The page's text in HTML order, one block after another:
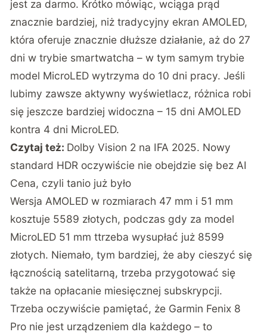
jest za darmo. Krótko mówiąc, wciąga prąd
znacznie bardziej, niż tradycyjny ekran AMOLED,
która oferuje znacznie dłuższe działanie, aż do 27
dni w trybie smartwatcha – w tym samym trybie
model MicroLED wytrzyma do 10 dni pracy. Jeśli
lubimy zawsze aktywny wyświetlacz, różnica robi
się jeszcze bardziej widoczna – 15 dni AMOLED
kontra 4 dni MicroLED.
Czytaj też: Dolby Vision 2 na IFA 2025. Nowy
standard HDR oczywiście nie obejdzie się bez AI
Cena, czyli tanio już było
Wersja AMOLED w rozmiarach 47 mm i 51 mm
kosztuje 5589 złotych, podczas gdy za model
MicroLED 51 mm ttrzeba wysupłać już 8599
złotych. Niemało, tym bardziej, że aby cieszyć się
łącznością satelitarną, trzeba przygotować się
także na opłacanie miesięcznej subskrypcji.
Trzeba oczywiście pamiętać, że Garmin Fenix 8
Pro nie jest urządzeniem dla każdego – to